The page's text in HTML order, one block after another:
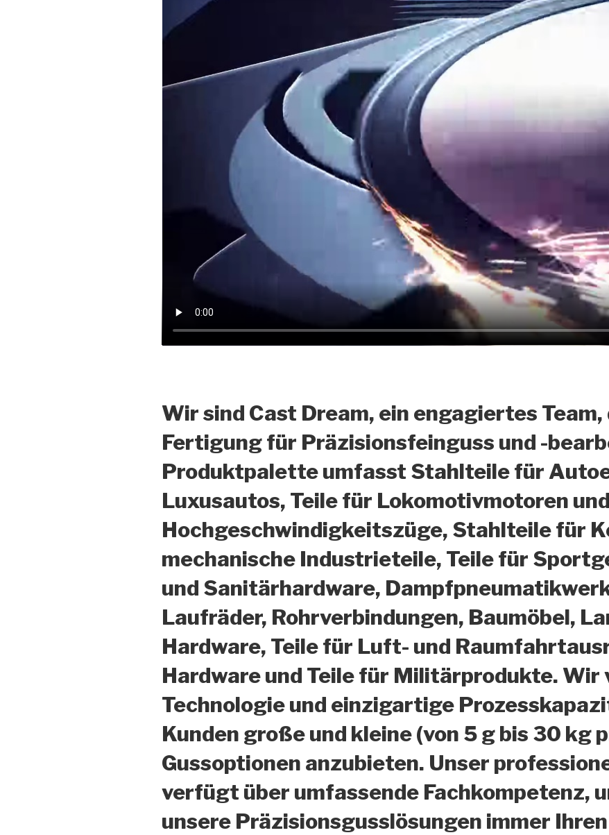
Wir sind Cast Dream, ein engagiertes
Fertigung für Präzisionsfeinguss und -
Produktpalette umfasst Stahlteile für
Luxusautos, Teile für Lokomotivmotoren und
Hochgeschwindigkeitszüge, Stahlteile für
mechanische Industrieteile, Teile für
und Sanitärhardware,
Laufräder, Rohrverbindungen, Baumöbel,
Hardware, Teile für Luft- und
Hardware und Teile für Militärprodukte. Wir
Technologie und einzigartige
Kunden große und kleine (von 5 g bis 30 kg
Gussoptionen anzubieten. Unser
verfügt über umfassende Fachkompetenz,
unsere Präzisionsgusslösungen immer